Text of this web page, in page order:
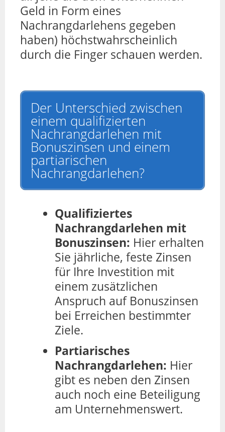
Geld in Form eines
Nachrangdarlehens gegeben
haben) höchstwahrscheinlich
durch die Finger schauen werden.
Der Unterschied zwischen
einem qualifizierten
Nachrangdarlehen mit
Bonuszinsen und einem
partiarischen
Nachrangdarlehen?
Qualifiziertes
Nachrangdarlehen mit
Bonuszinsen: Hier erhalten
Sie jährliche, feste Zinsen
für Ihre Investition mit
einem zusätzlichen
Anspruch auf Bonuszinsen
bei Erreichen bestimmter
Ziele.
Partiarisches
Nachrangdarlehen: Hier
gibt es neben den Zinsen
auch noch eine Beteiligung
am Unternehmenswert.